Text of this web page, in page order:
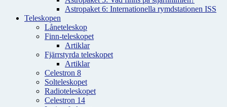
Astropaket 6: Internationella rymdstationen ISS
Teleskopen
Låneteleskop
Finn-teleskopet
Artiklar
Fjärrstyrda teleskopet
Artiklar
Celestron 8
Solteleskopet
Radioteleskopet
Celestron 14